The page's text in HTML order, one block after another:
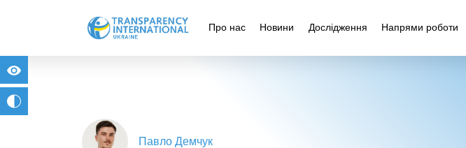
Про нас Новини Дослідження Напрями роботи
Павло Демчук